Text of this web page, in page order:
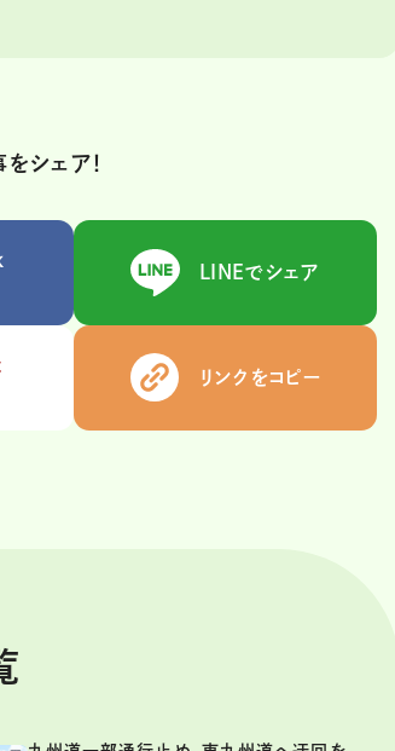
シェア！
LINEでシェア
リンクをコピー